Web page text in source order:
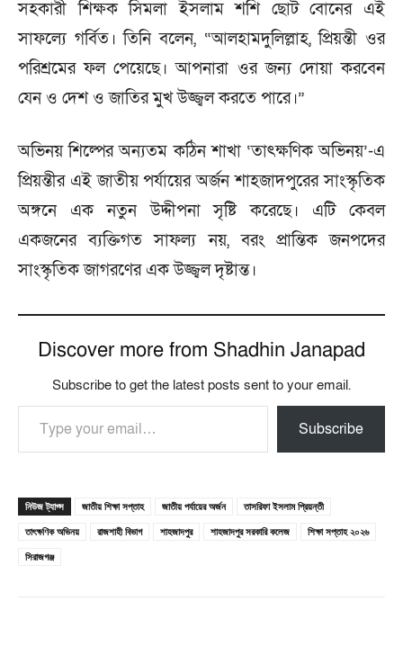
সহকারী শিক্ষক সিমলা ইসলাম শশি ছোট বোনের এই
সাফল্যে গর্বিত। তিনি বলেন, “আলহামদুলিল্লাহ, প্রিয়ন্তী ওর
পরিশ্রমের ফল পেয়েছে। আপনারা ওর জন্য দোয়া করবেন
যেন ও দেশ ও জাতির মুখ উজ্জ্বল করতে পারে।”
অভিনয় শিল্পের অন্যতম কঠিন শাখা ‘তাৎক্ষণিক অভিনয়’-এ
প্রিয়ন্তীর এই জাতীয় পর্যায়ের অর্জন শাহজাদপুরের সাংস্কৃতিক
অঙ্গনে এক নতুন উদ্দীপনা সৃষ্টি করেছে। এটি কেবল
একজনের ব্যক্তিগত সাফল্য নয়, বরং প্রান্তিক জনপদের
সাংস্কৃতিক জাগরণের এক উজ্জ্বল দৃষ্টান্ত।
Discover more from Shadhin Janapad
Subscribe to get the latest posts sent to your email.
Type your email…
Subscribe
নিউজ ট্যাগ্স জাতীয় শিক্ষা সপ্তাহ জাতীয় পর্যায়ের অর্জন
তাসরিফা ইসলাম প্রিয়ন্তী
তাৎক্ষণিক অভিনয়
রাজশাহী বিভাগ শাহজাদপুর শাহজাদপুর সরকারি কলেজ
শিক্ষা সপ্তাহ ২০২৬
সিরাজগঞ্জ